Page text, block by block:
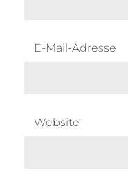
E-Mail-Adresse
Website